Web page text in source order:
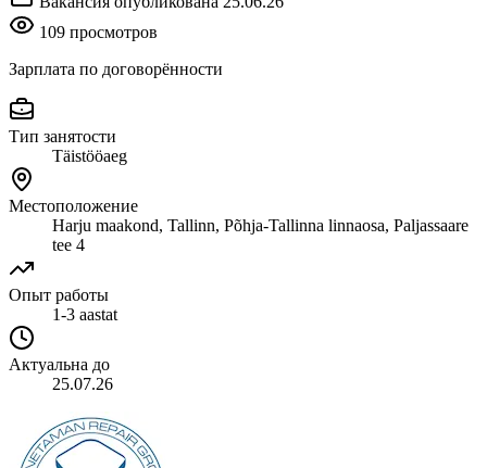
109 просмотров
Зарплата по договорённости
Тип занятости
Täistööaeg
Местоположение
Harju maakond, Tallinn, Põhja-Tallinna linnaosa, Paljassaare
tee 4
Опыт работы
1-3 aastat
Актуальна до
25.07.26